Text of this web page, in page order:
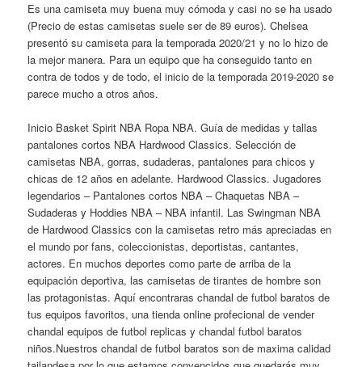
Es una camiseta muy buena muy cómoda y casi no se ha usado
(Precio de estas camisetas suele ser de 89 euros). Chelsea
presentó su camiseta para la temporada 2020/21 y no lo hizo de
la mejor manera. Para un equipo que ha conseguido tanto en
contra de todos y de todo, el inicio de la temporada 2019-2020 se
parece mucho a otros años.
Inicio Basket Spirit NBA Ropa NBA. Guía de medidas y tallas
pantalones cortos NBA Hardwood Classics. Selección de
camisetas NBA, gorras, sudaderas, pantalones para chicos y
chicas de 12 años en adelante. Hardwood Classics. Jugadores
legendarios – Pantalones cortos NBA – Chaquetas NBA –
Sudaderas y Hoddies NBA – NBA infantil. Las Swingman NBA
de Hardwood Classics con la camisetas retro más apreciadas en
el mundo por fans, coleccionistas, deportistas, cantantes,
actores. En muchos deportes como parte de arriba de la
equipación deportiva, las camisetas de tirantes de hombre son
las protagonistas. Aquí encontraras chandal de futbol baratos de
tus equipos favoritos, una tienda online profecional de vender
chandal equipos de futbol replicas y chandal futbol baratos
niños.Nuestros chandal de futbol baratos son de maxima calidad